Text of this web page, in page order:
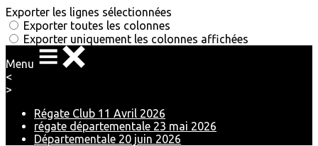
Exporter les lignes sélectionnées
Exporter toutes les colonnes
Exporter uniquement les colonnes affichées
Menu
<
>
Régate Club 11 Avril 2026
régate départementale 23 mai 2026
Départementale 20 juin 2026